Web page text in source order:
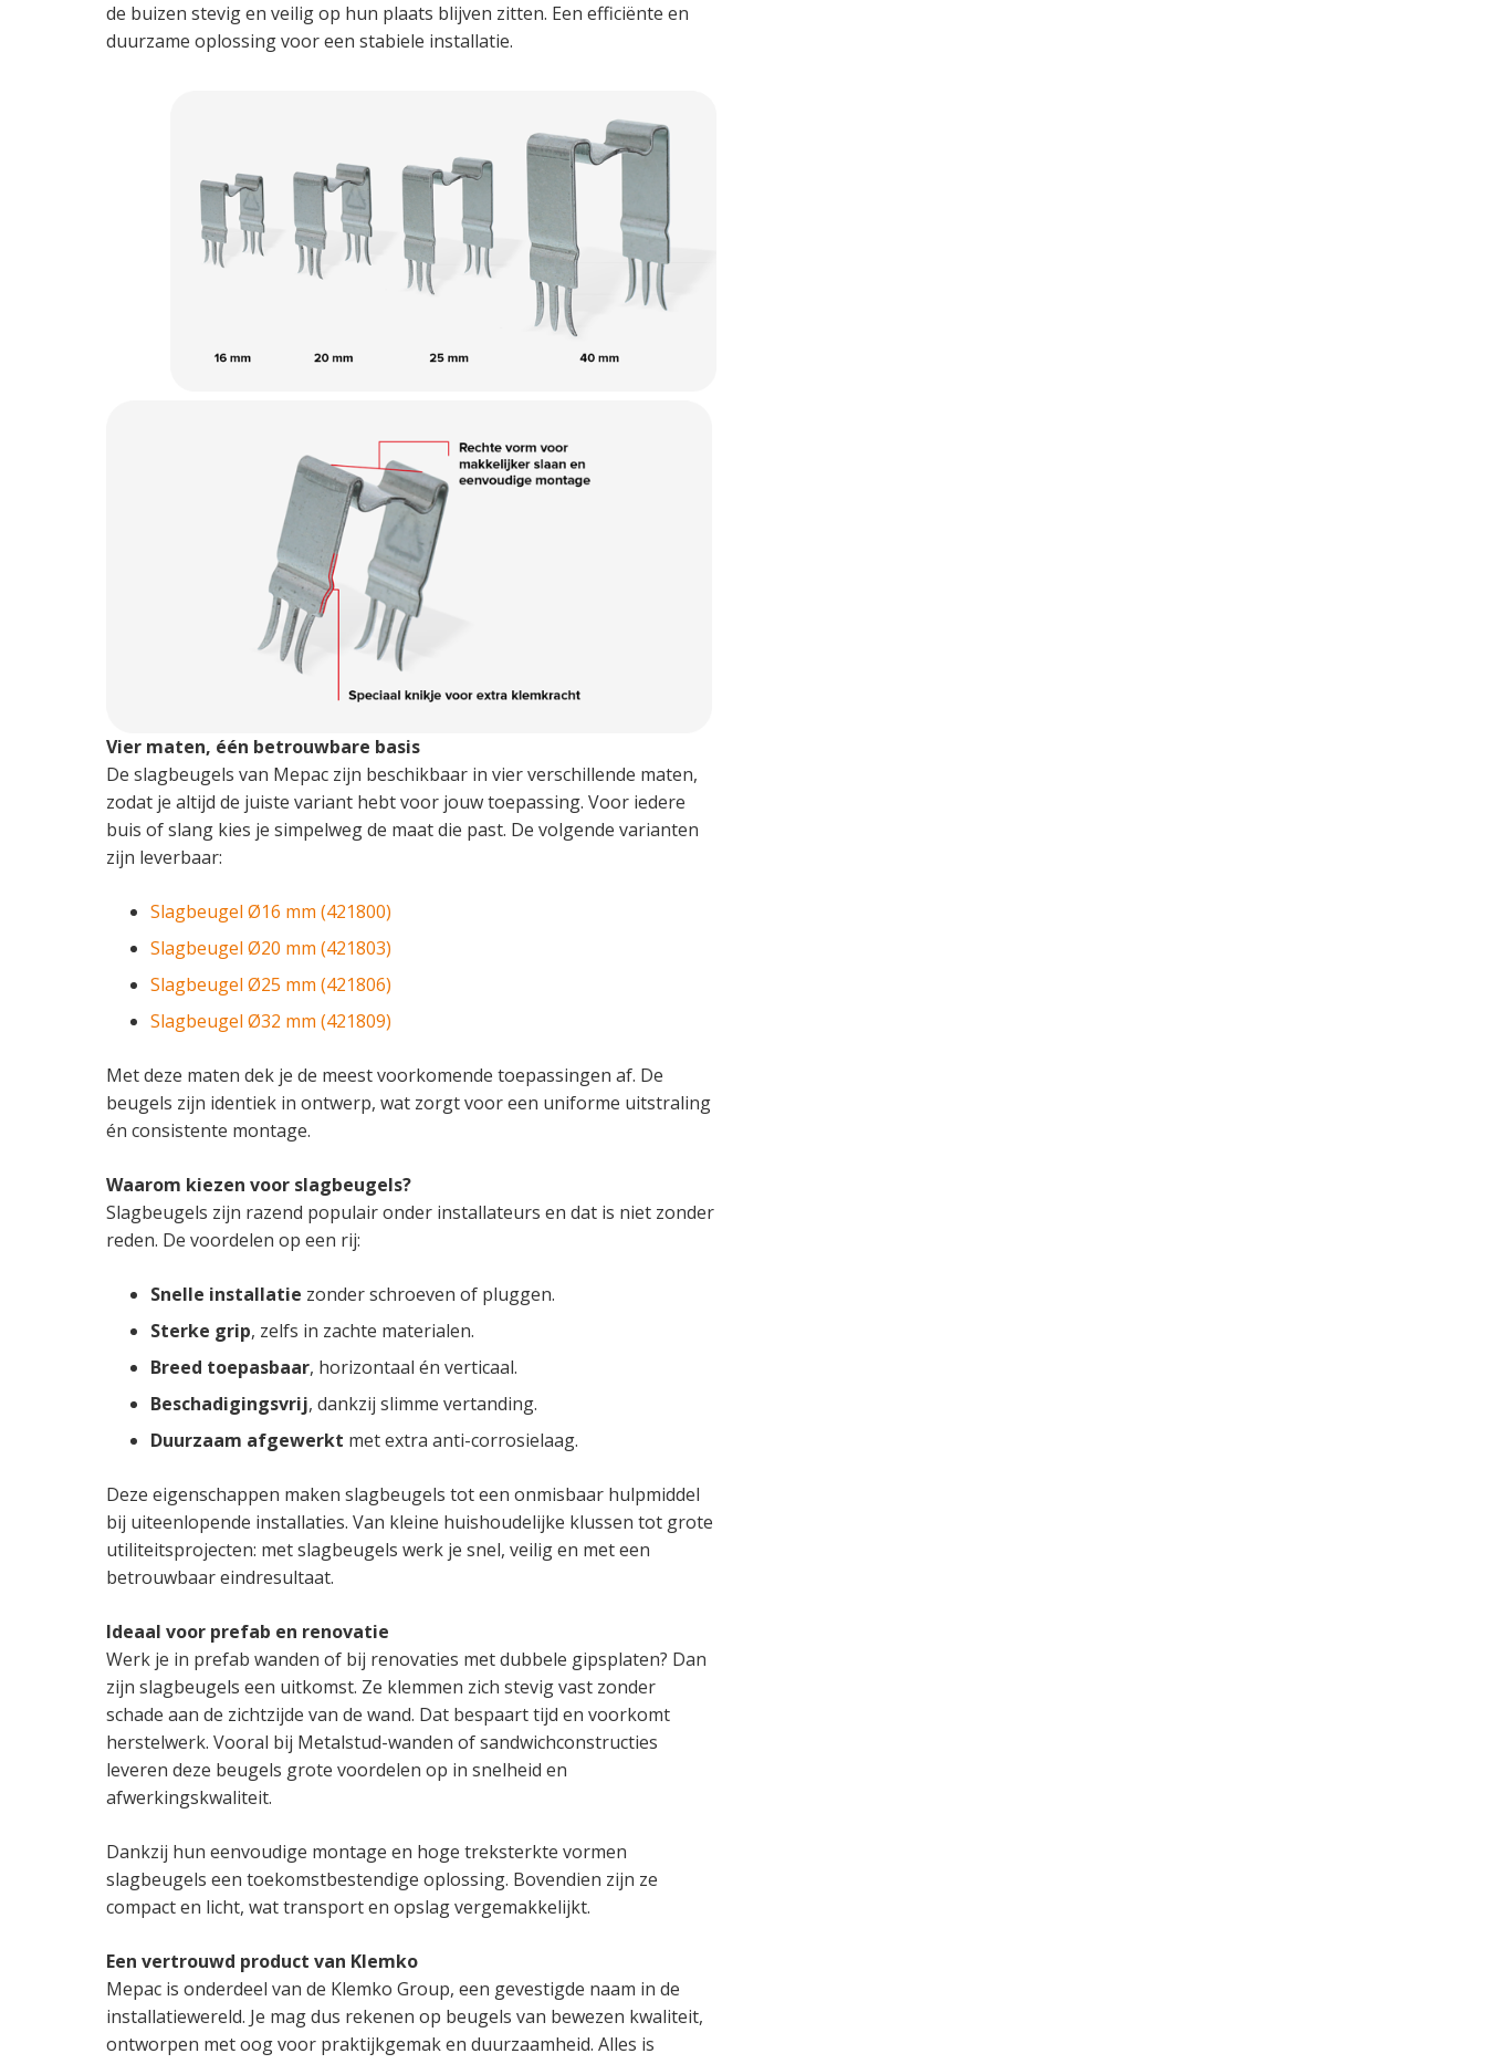
de buizen stevig en veilig op hun plaats blijven zitten. Een efficiënte en
duurzame oplossing voor een stabiele installatie.
Vier maten, één betrouwbare basis
De slagbeugels van Mepac zijn beschikbaar in vier verschillende maten,
zodat je altijd de juiste variant hebt voor jouw toepassing. Voor iedere
buis of slang kies je simpelweg de maat die past. De volgende varianten
zijn leverbaar:
Slagbeugel Ø16 mm (421800)
Slagbeugel Ø20 mm (421803)
Slagbeugel Ø25 mm (421806)
Slagbeugel Ø32 mm (421809)
Met deze maten dek je de meest voorkomende toepassingen af. De
beugels zijn identiek in ontwerp, wat zorgt voor een uniforme uitstraling
én consistente montage.
Waarom kiezen voor slagbeugels?
Slagbeugels zijn razend populair onder installateurs en dat is niet zonder
reden. De voordelen op een rij:
Snelle installatie zonder schroeven of pluggen.
Sterke grip, zelfs in zachte materialen.
Breed toepasbaar, horizontaal én verticaal.
Beschadigingsvrij, dankzij slimme vertanding.
Duurzaam afgewerkt met extra anti-corrosielaag.
Deze eigenschappen maken slagbeugels tot een onmisbaar hulpmiddel
bij uiteenlopende installaties. Van kleine huishoudelijke klussen tot grote
utiliteitsprojecten: met slagbeugels werk je snel, veilig en met een
betrouwbaar eindresultaat.
Ideaal voor prefab en renovatie
Werk je in prefab wanden of bij renovaties met dubbele gipsplaten? Dan
zijn slagbeugels een uitkomst. Ze klemmen zich stevig vast zonder
schade aan de zichtzijde van de wand. Dat bespaart tijd en voorkomt
herstelwerk. Vooral bij Metalstud-wanden of sandwichconstructies
leveren deze beugels grote voordelen op in snelheid en
afwerkingskwaliteit.
Dankzij hun eenvoudige montage en hoge treksterkte vormen
slagbeugels een toekomstbestendige oplossing. Bovendien zijn ze
compact en licht, wat transport en opslag vergemakkelijkt.
Een vertrouwd product van Klemko
Mepac is onderdeel van de Klemko Group, een gevestigde naam in de
installatiewereld. Je mag dus rekenen op beugels van bewezen kwaliteit,
ontworpen met oog voor praktijkgemak en duurzaamheid. Alles is